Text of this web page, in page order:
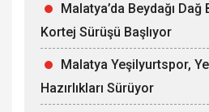
Malatya’da Beydağı Dağ
Kortej Sürüşü Başlıyor
Malatya Yeşilyurtspor,
Hazırlıkları Sürüyor